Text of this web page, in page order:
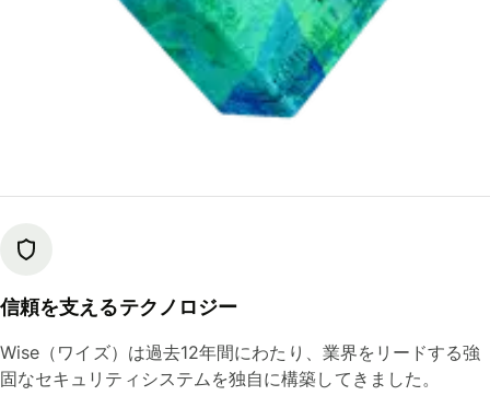
信頼を支えるテクノロジー
Wise（ワイズ）は過去12年間にわたり、業界をリードする強
固なセキュリティシステムを独自に構築してきました。